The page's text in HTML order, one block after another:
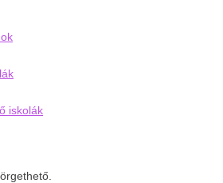
iskolák